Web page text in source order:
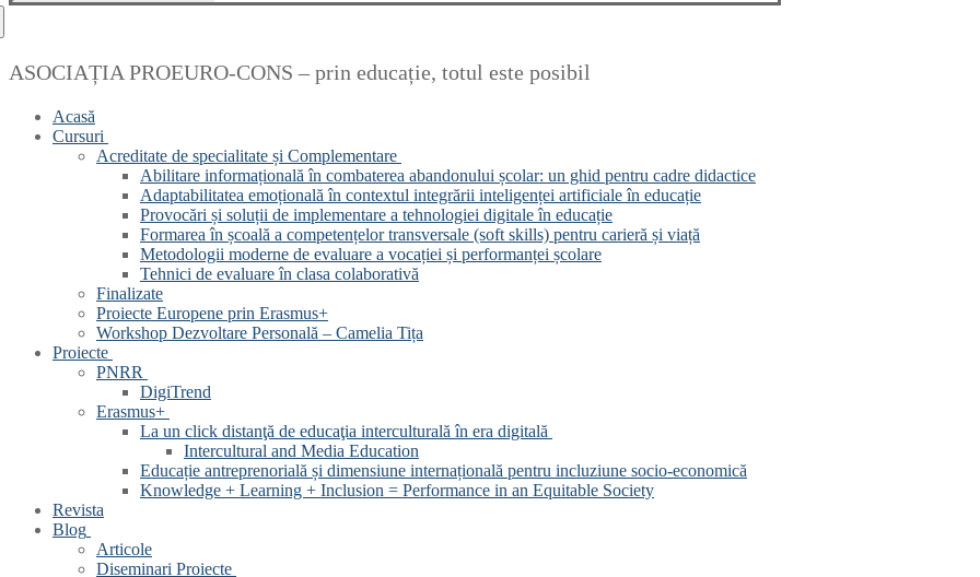
după:
ASOCIAȚIA PROEURO-CONS – prin educație, totul este posibil
Acasă
Cursuri
Acreditate de specialitate și Complementare
Abilitare informațională în combaterea abandonului școlar: un ghid pentru cadre didactice
Adaptabilitatea emoțională în contextul integrării inteligenței artificiale în educație
Provocări și soluții de implementare a tehnologiei digitale în educație
Formarea în școală a competențelor transversale (soft skills) pentru carieră și viață
Metodologii moderne de evaluare a vocației și performanței școlare
Tehnici de evaluare în clasa colaborativă
Finalizate
Proiecte Europene prin Erasmus+
Workshop Dezvoltare Personală – Camelia Tița
Proiecte
PNRR
DigiTrend
Erasmus+
La un click distanţă de educaţia interculturală în era digitală
Intercultural and Media Education
Educație antreprenorială și dimensiune internațională pentru incluziune socio-economică
Knowledge + Learning + Inclusion = Performance in an Equitable Society
Revista
Blog
Articole
Diseminari Proiecte